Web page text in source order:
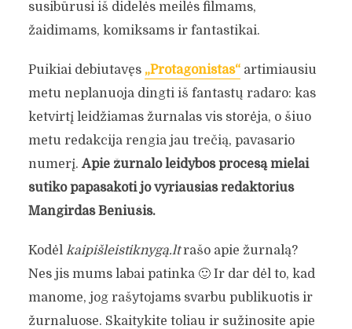
susibūrusi iš didelės meilės filmams,
žaidimams, komiksams ir fantastikai.
Puikiai debiutavęs „Protagonistas“artimiausiu
metu neplanuoja dingti iš fantastų radaro: kas
ketvirtį leidžiamas žurnalas vis storėja, o šiuo
metu redakcija rengia jau trečią, pavasario
numerį. Apie žurnalo leidybos procesą mielai
sutiko papasakoti jo vyriausias redaktorius
Mangirdas Beniušis.
Kodėl kaipišleistiknygą.ltrašo apie žurnalą?
Nes jis mums labai patinka 🙂 Ir dar dėl to, kad
manome, jog rašytojams svarbu publikuotis ir
žurnaluose. Skaitykite toliau ir sužinosite apie